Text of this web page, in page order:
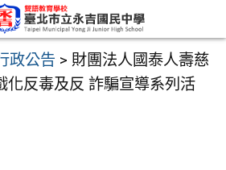
政公告 > 財團法人國泰人壽慈
化反毒及反 詐騙宣導系列活